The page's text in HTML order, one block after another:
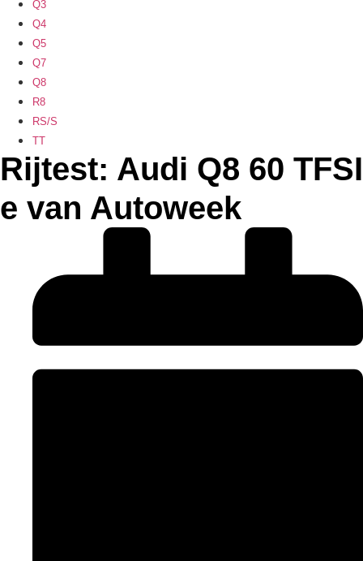
Q3
Q4
Q5
Q7
Q8
R8
RS/S
TT
Rijtest: Audi Q8 60 TFSI
e van Autoweek